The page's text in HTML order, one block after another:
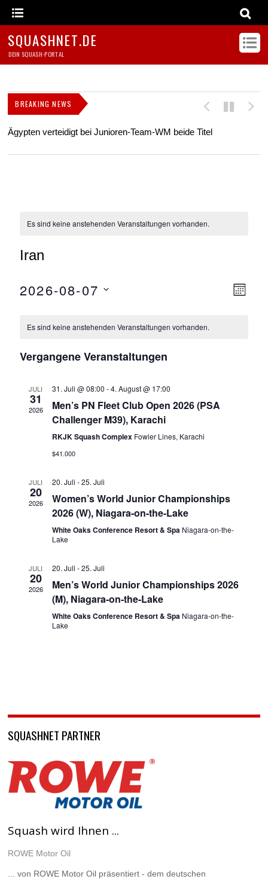
SQUASHNET.DE
DEIN SQUASH-PORTAL
BREAKING NEWS
Ägypten verteidigt bei Junioren-Team-WM beide Titel
Es sind keine anstehenden Veranstaltungen vorhanden.
Iran
M
2026-08-07
u
Es sind keine anstehenden Veranstaltungen vorhanden.
Vergangene Veranstaltungen
JULI
31
2026
31. Juli @ 08:00 -4. August @ 17:00
Men’s PN Fleet Club Open 2026 (PSA
Challenger M39), Karachi
RKJK Squash Complex Fowler Lines, Karachi
$41.000
JULI
20
2026
20. Juli -25. Juli
Women’s World Junior Championships
2026 (W), Niagara-on-the-Lake
White Oaks Conference Resort & Spa Niagara-on-the-
Lake
JULI
20
2026
20. Juli -25. Juli
Men’s World Junior Championships 2026
(M), Niagara-on-the-Lake
White Oaks Conference Resort & Spa Niagara-on-the-
Lake
SQUASHNET PARTNER
Squash wird Ihnen ...
ROWE Motor Oil
... von ROWE Motor Oil präsentiert - dem deutschen